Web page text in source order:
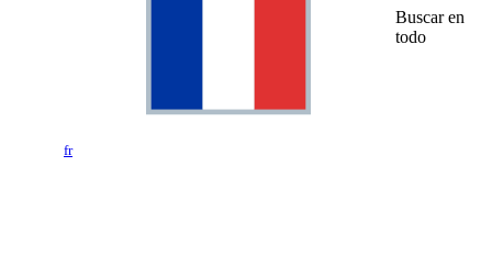
fr
Buscar en
todo